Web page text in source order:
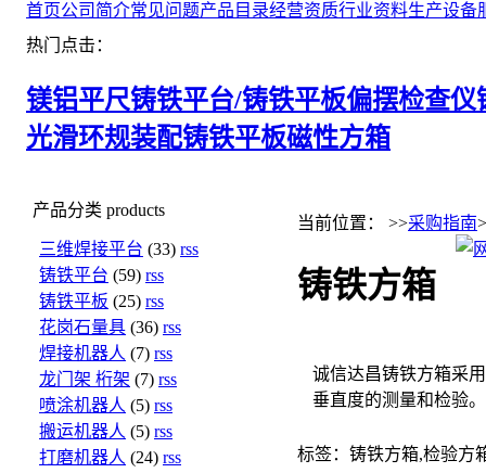
首页公司简介常见问题产品目录经营资质行业资料生产设备
热门点击：
镁铝平尺铸铁平台/铸铁平板偏摆检查仪
光滑环规装配铸铁平板磁性方箱
产品分类 products
三维焊接平台 (33) rss
铸铁平台 (59) rss
铸铁平板 (25) rss
花岗石量具 (36) rss
焊接机器人 (7) rss
龙门架 桁架 (7) rss
喷涂机器人 (5) rss
搬运机器人 (5) rss
打磨机器人 (24) rss
当前位置： >>采购指南
铸铁方箱
诚信达昌铸铁方箱采
垂直度的测量和检验。
标签：铸铁方箱,检验方